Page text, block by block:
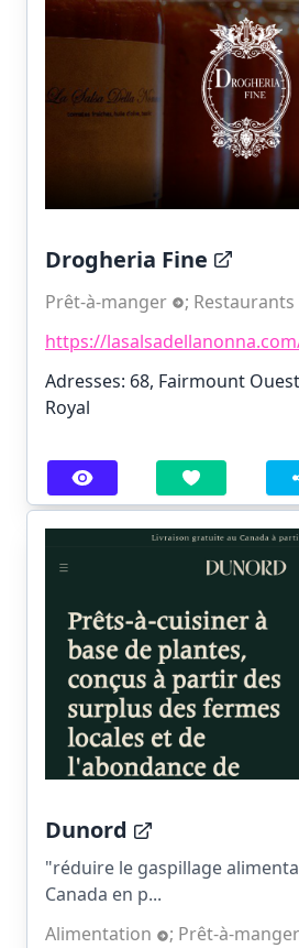
Drogheria Fine
Prêt-à-manger ;
https://
Adresses: 68, Fairmount
Royal
Dunord
"réduire le gaspillage
Canada en p...
Alimentation
; Prêt-à-manger